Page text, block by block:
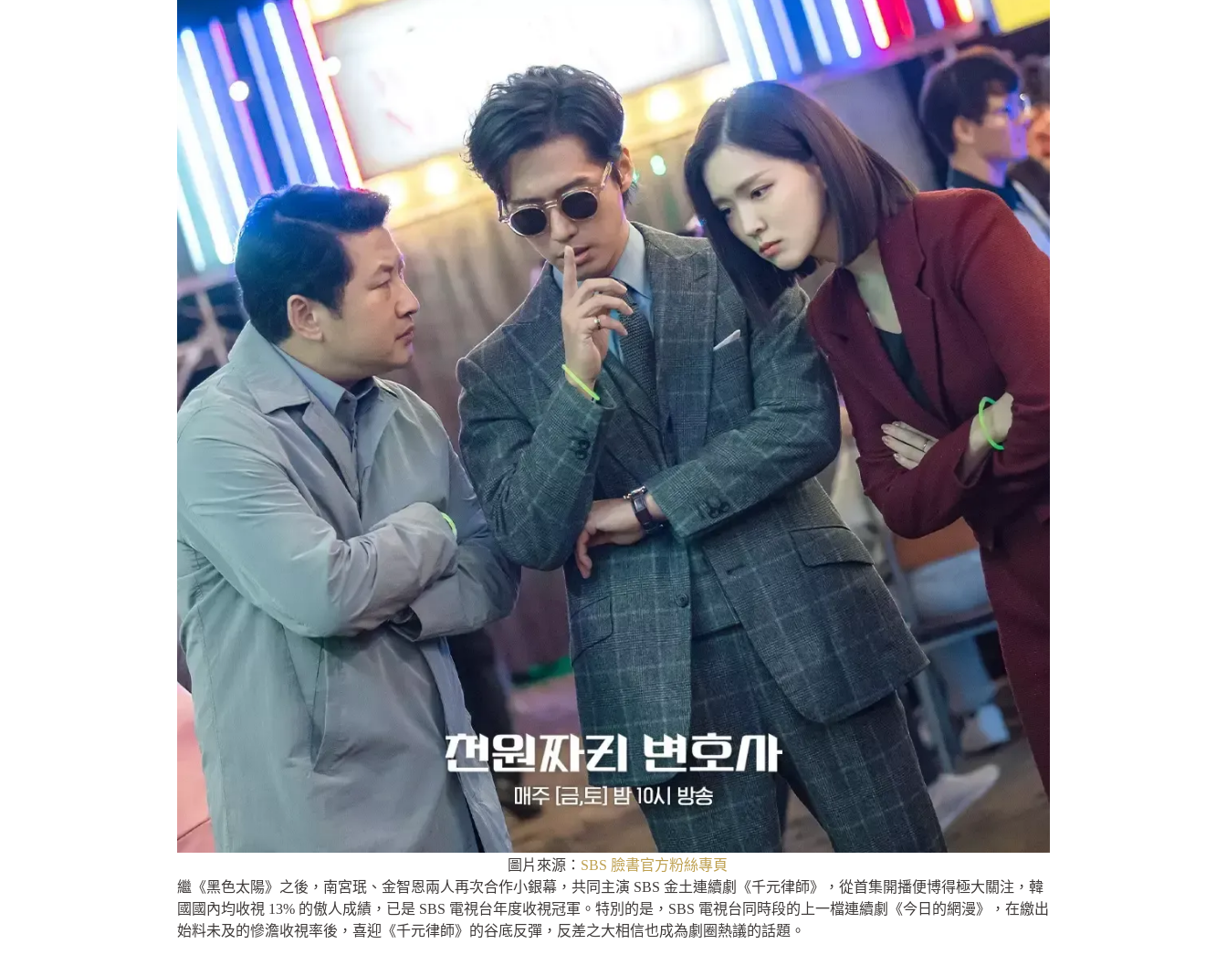
圖片來源： SBS 臉書官方粉絲專頁
繼《黑色太陽》之後，南宮珉、金智恩兩人再次合作小銀幕，共同主演 SBS 金土連續劇《千元律師》，從首集開播便博得極大關注，韓
國國內均收視 13% 的傲人成績，已是 SBS 電視台年度收視冠軍。特別的是，SBS 電視台同時段的上一檔連續劇《今日的網漫》，在繳出
始料未及的慘澹收視率後，喜迎《千元律師》的谷底反彈，反差之大相信也成為劇圈熱議的話題。